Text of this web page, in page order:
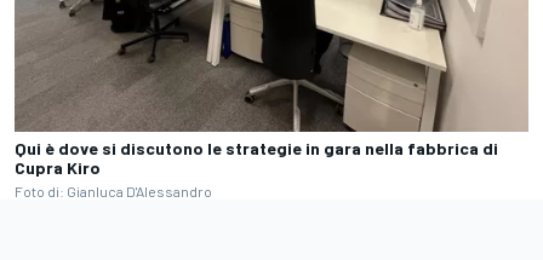
Qui è dove si discutono le strategie in gara nella fabbrica di
Cupra Kiro
Foto di: Gianluca D'Alessandro